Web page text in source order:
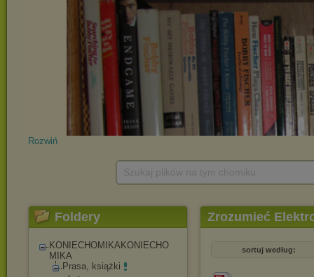
Rozwiń
Foldery
KONIECHOMIKAKONIECHO
MIKA
Prasa, książki
Zrozumieć
sortuj według: